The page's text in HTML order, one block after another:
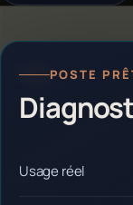
POSTE
Usage réel